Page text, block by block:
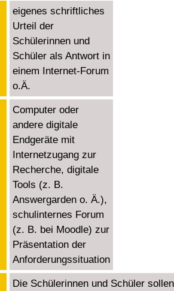
eigenes schriftliches
Urteil der
Schülerinnen und
Schüler als Antwort in
einem Internet-Forum
o.Ä.
Computer oder
andere digitale
Endgeräte mit
Internetzugang zur
Recherche, digitale
Tools (z. B.
Answergarden o. Ä.),
schulinternes Forum
(z. B. bei Moodle) zur
Präsentation der
Anforderungssituation
Die Schülerinnen und Schüler